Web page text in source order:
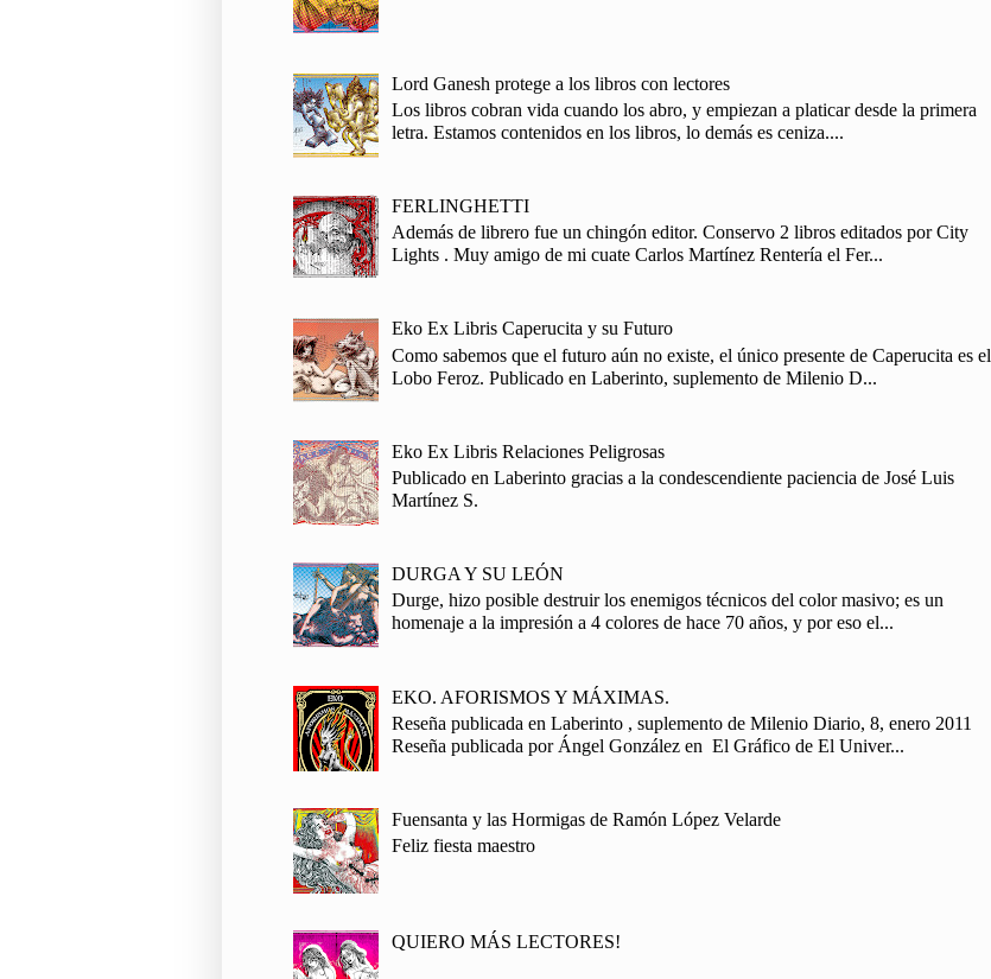
Lord Ganesh protege a los libros con lectores
Los libros cobran vida cuando los abro, y empiezan a platicar desde la primera
letra. Estamos contenidos en los libros, lo demás es ceniza....
FERLINGHETTI
Además de librero fue un chingón editor. Conservo 2 libros editados por City
Lights . Muy amigo de mi cuate Carlos Martínez Rentería el Fer...
Eko Ex Libris Caperucita y su Futuro
Como sabemos que el futuro aún no existe, el único presente de Caperucita es el
Lobo Feroz. Publicado en Laberinto, suplemento de Milenio D...
Eko Ex Libris Relaciones Peligrosas
Publicado en Laberinto gracias a la condescendiente paciencia de José Luis
Martínez S.
DURGA Y SU LEÓN
Durge, hizo posible destruir los enemigos técnicos del color masivo; es un
homenaje a la impresión a 4 colores de hace 70 años, y por eso el...
EKO. AFORISMOS Y MÁXIMAS.
Reseña publicada en Laberinto , suplemento de Milenio Diario, 8, enero 2011
Reseña publicada por Ángel González en El Gráfico de El Univer...
Fuensanta y las Hormigas de Ramón López Velarde
Feliz fiesta maestro
QUIERO MÁS LECTORES!